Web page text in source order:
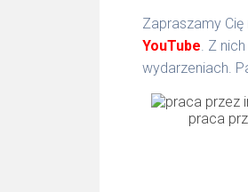
Zapraszamy
YouTube. Z
wydarzeniach.
praca